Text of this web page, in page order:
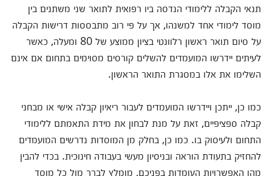
תנאי הקבלה ללימודי הנדסה ביו רפואית לתואר שני משתנים בין
מוסד לימודי אחד למשנהו, אך על פי רוב מתבססות דרישות הקבלה
על סיום תואר ראשון רלוונטי בציון ממוצע של 80 ומעלה, כאשר
לעיתים יידרשו המועמדים להשלים קורסים מסוימים בתחום אם אינם
השלימו את אלו במסגרת התואר הראשון.
כמו כן, ייתכן ויידרשו המועמדים לעבור ריאיון קבלה אישי או מבחני
קבלה ספציפיים, זאת על מנת לבחון את מידת התאמתם ללימודי
התחום ולעיסוק בו. כמו כן, בחלק מן המוסדות נדרשים המועמדים
להחזיק בתעודת הוראה ובניסיון מעשי בעבודה חינוכית. בכדי להבין
מהן האפשרויות העומדות בפניכם, מומלץ לברר מול כל מוסד